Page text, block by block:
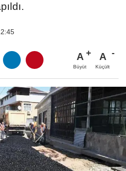
A
Büyüt
A
Küçült